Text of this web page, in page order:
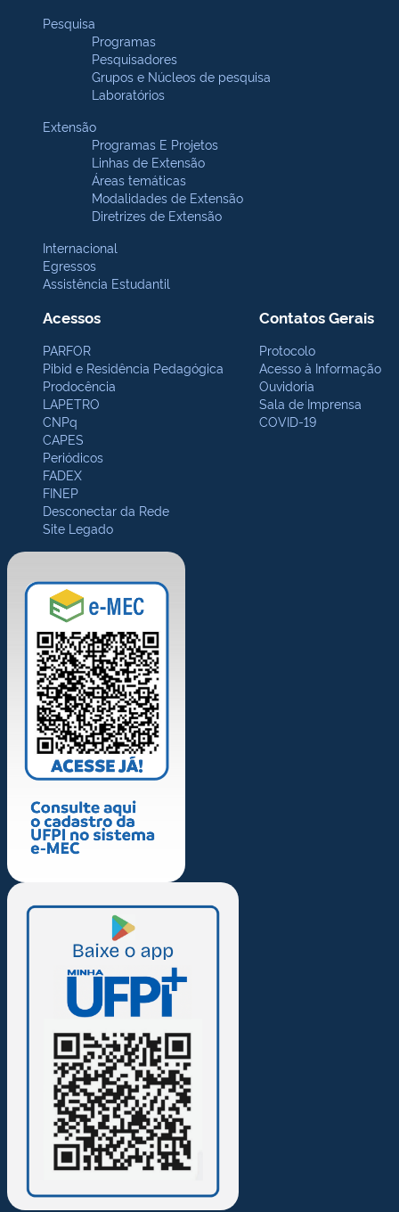
Pesquisa
Programas
Pesquisadores
Grupos e Núcleos de pesquisa
Laboratórios
Extensão
Programas E Projetos
Linhas de Extensão
Áreas temáticas
Modalidades de Extensão
Diretrizes de Extensão
Internacional
Egressos
Assistência Estudantil
Acessos
PARFOR
Pibid e Residência Pedagógica
Prodocência
LAPETRO
CNPq
CAPES
Periódicos
FADEX
FINEP
Desconectar da Rede
Site Legado
Contatos Gerais
Protocolo
Acesso à Informação
Ouvidoria
Sala de Imprensa
COVID-19